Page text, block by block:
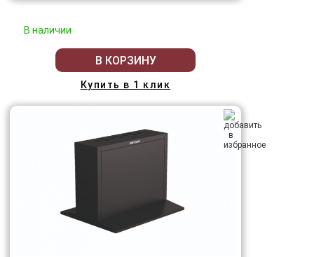
В наличии
В КОРЗИНУ
Купить в 1 клик